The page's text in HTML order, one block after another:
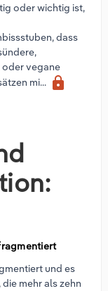
oder wichtig ist,
dass
vegane
mi... lock
und es
mehr als zehn